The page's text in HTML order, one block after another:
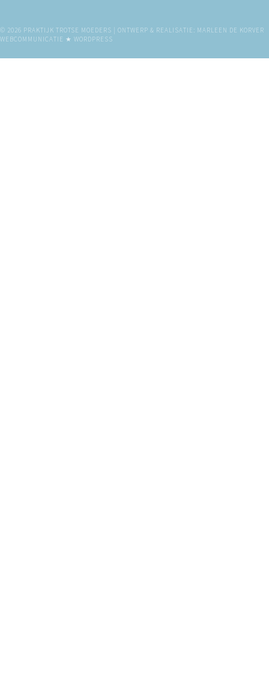
© 2026 PRAKTIJK TROTSE MOEDERS | ONTWERP & REALISATIE: MARLEEN DE KORVER
WEBCOMMUNICATIE ★ WORDPRESS